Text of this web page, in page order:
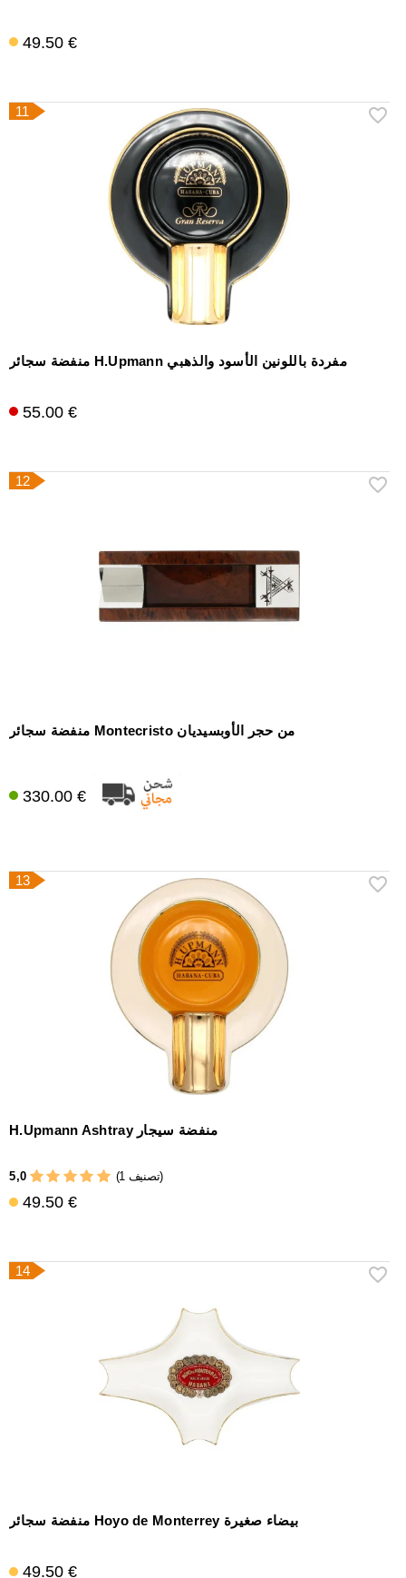
49.50 €
11
منفضة سجائر H.Upmann مفردة باللونين الأسود والذهبي
55.00 €
12
منفضة سجائر Montecristo من حجر الأوبسيديان
330.00 €
13
H.Upmann Ashtray منفضة سيجار
5,0 (1 تصنيف)
49.50 €
14
منفضة سجائر Hoyo de Monterrey بيضاء صغيرة
49.50 €